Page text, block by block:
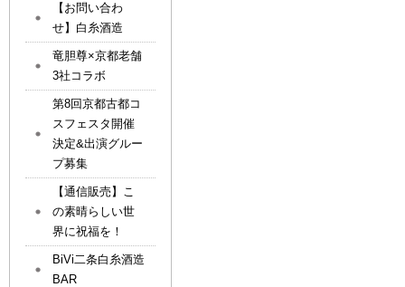
【お問い合わ
せ】白糸酒造
竜胆尊×京都老舗
3社コラボ
第8回京都古都コ
スフェスタ開催
決定&出演グルー
プ募集
【通信販売】こ
の素晴らしい世
界に祝福を！
BiVi二条白糸酒造
BAR